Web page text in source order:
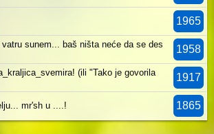
1965
vatru sunem... baš ništa neće da se des
1958
(ili "Tako je govorila
1917
mr'sh u ....! 1865